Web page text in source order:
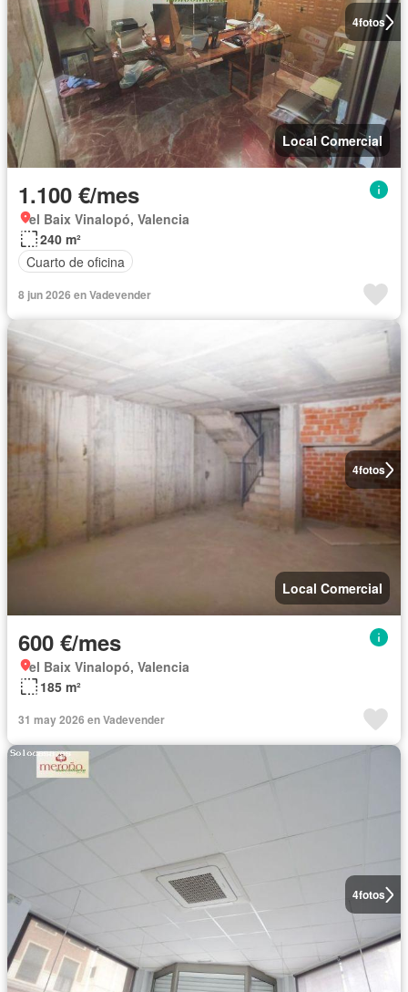
4fotos
Local Comercial
1.100 €/mes
el Baix Vinalopó, Valencia
240 m²
Cuarto de oficina
8 jun 2026 en Vadevender
4fotos
Local Comercial
600 €/mes
el Baix Vinalopó, Valencia
185 m²
31 may 2026 en Vadevender
4fotos